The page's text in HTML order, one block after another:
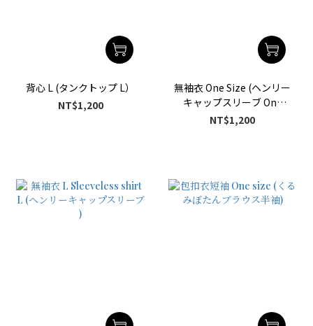
背心 L (タンクトップ L）
NT$1,200
無袖衣 One Size (ヘンリー
キャップスリーブ One
Size)
NT$1,200